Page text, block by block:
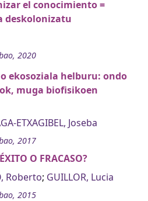
el conocimiento =
deskolonizatu
2020
ekosoziala helburu: ondo
muga biofisikoen
ETXAGIBEL, Joseba
2017
O FRACASO?
Roberto; GUILLOR, Lucia
2015